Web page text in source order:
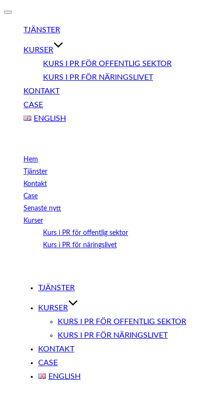
Slå
navigeringTJÄNSTER
KURSER
KURS I PR FÖR OFFENTLIG SEKTOR
KURS I PR FÖR NÄRINGSLIVET
KONTAKT
CASE
ENGLISH
Hem
Tjänster
Kontakt
Case
Senaste nytt
Kurser
Kurs i PR för offentlig sektor
Kurs i PR för näringslivet
TJÄNSTER
KURSER
KURS I PR FÖR OFFENTLIG SEKTOR
KURS I PR FÖR NÄRINGSLIVET
KONTAKT
CASE
ENGLISH